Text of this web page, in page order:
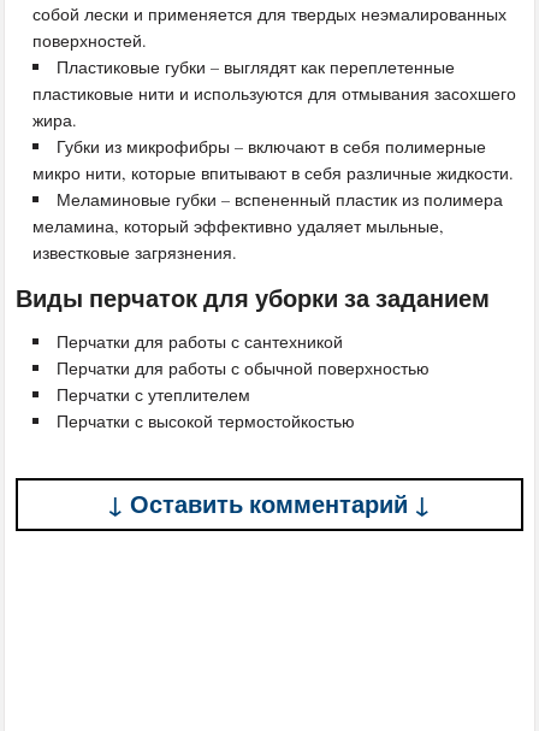
собой лески и применяется для твердых неэмалированных
поверхностей.
Пластиковые губки – выглядят как переплетенные
пластиковые нити и используются для отмывания засохшего
жира.
Губки из микрофибры – включают в себя полимерные
микро нити, которые впитывают в себя различные жидкости.
Меламиновые губки – вспененный пластик из полимера
меламина, который эффективно удаляет мыльные,
известковые загрязнения.
Виды перчаток для уборки за заданием
Перчатки для работы с сантехникой
Перчатки для работы с обычной поверхностью
Перчатки с утеплителем
Перчатки с высокой термостойкостью
↓ Оставить комментарий ↓